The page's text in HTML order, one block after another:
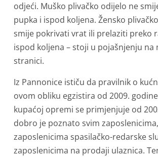
odjeći. Muško plivačko odijelo ne
pupka i ispod koljena. Žensko
smije pokrivati vrat ili prelaziti preko
ispod koljena – stoji u pojašnjenju na
stranici.
Iz Pannonice ističu da pravilnik o
ovom obliku egzistira od 2009.
kupaćoj opremi se primjenjuje od
dobro je poznato svim
zaposlenicima spasilačko-redarske
zaposlenicima na prodaji ulaznica.